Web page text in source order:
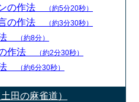
の作法 （約5分20秒）
の作法 （約3分30秒）
法 （約8分）
作法 （約2分30秒）
法 （約6分30秒）
田の麻雀道）